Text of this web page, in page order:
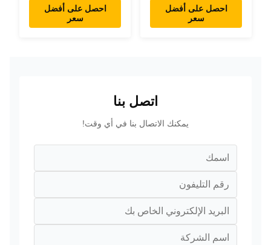
POE إعلانات جهاز
كمبيوتر لوحي
احصل على أفضل
سعر
جهاز لوحة IPS جهاز
لوحة لمس للمطعم
احصل على أفضل
سعر
اتصل بنا
يمكنك الاتصال بنا في أي وقت!